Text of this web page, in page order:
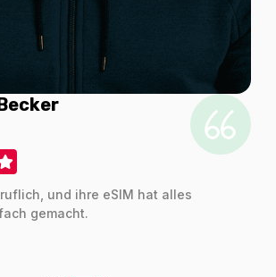
und ihre eSIM hat alles
gemacht.